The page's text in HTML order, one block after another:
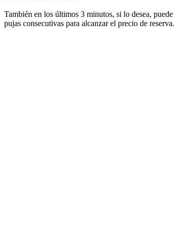
También en los últimos 3 minutos, si lo desea,
pujas consecutivas para alcanzar el precio de reserva.